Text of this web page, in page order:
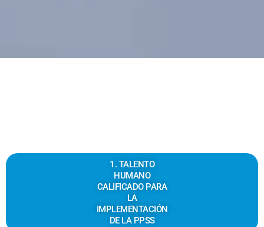
1. TALENTO
HUMANO
CALIFICADO PARA
LA
IMPLEMENTACIÓN
DE LA PPSS